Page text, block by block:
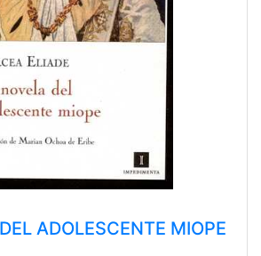
ADOLESCENTE MIOPE